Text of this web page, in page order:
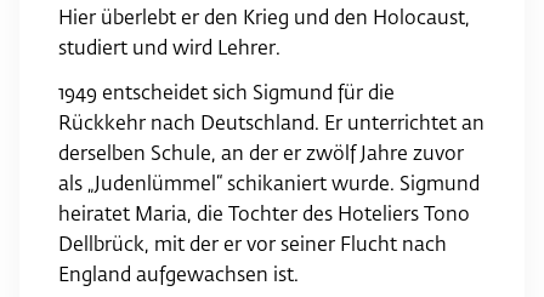
Hier überlebt er den Krieg und den Holocaust,
studiert und wird Lehrer.
1949 entscheidet sich Sigmund für die
Rückkehr nach Deutschland. Er unterrichtet an
derselben Schule, an der er zwölf Jahre zuvor
als „Judenlümmel“ schikaniert wurde. Sigmund
heiratet Maria, die Tochter des Hoteliers Tono
Dellbrück, mit der er vor seiner Flucht nach
England aufgewachsen ist.